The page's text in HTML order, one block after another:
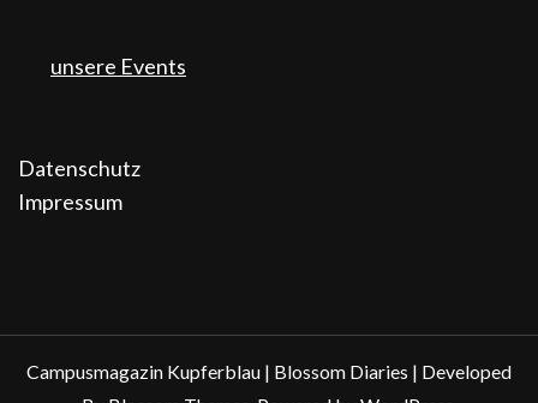
unsere Events
Datenschutz
Impressum
Campusmagazin Kupferblau | Blossom Diaries | Developed